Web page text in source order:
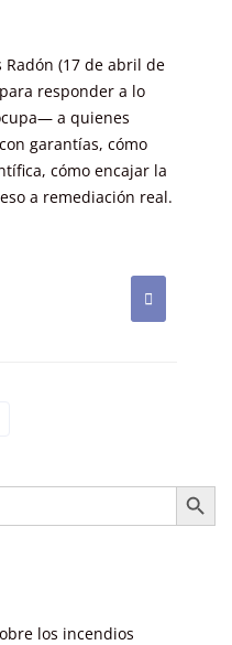
Radón (17 de abril de
responder a lo
a quienes
garantías, cómo
cómo encajar la
a remediación real.
Botón de
los incendios